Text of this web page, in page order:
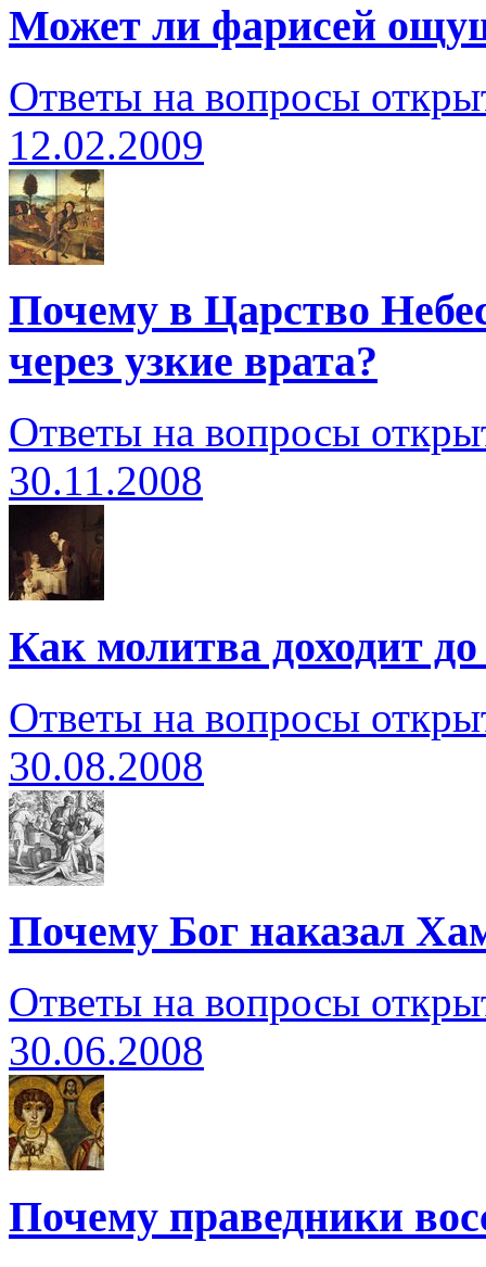
Может ли фарисей
Ответы на вопросы
12.02.2009
Почему в Царство
через узкие врата?
Ответы на вопросы
30.11.2008
Как молитва доходит
Ответы на вопросы
30.08.2008
Почему Бог наказал
Ответы на вопросы
30.06.2008
Почему праведники